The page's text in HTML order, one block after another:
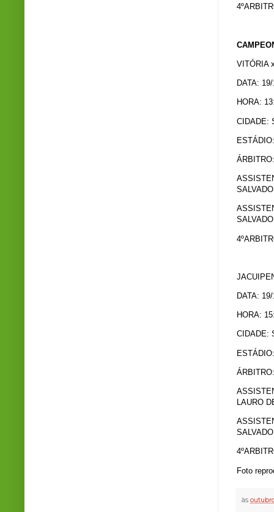
VITÓRIA
DATA:
HORA:
CIDADE:
DATA:
HORA:
CIDADE:
LAURO
Foto
às